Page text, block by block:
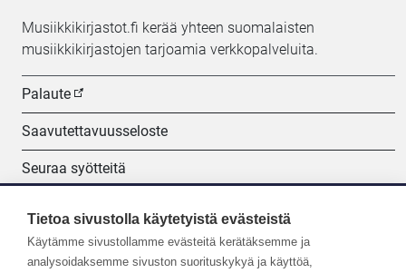
Musiikkikirjastot.fi kerää yhteen suomalaisten
musiikkikirjastojen tarjoamia verkkopalveluita.
Palaute
Saavutettavuusseloste
Seuraa syötteitä
Seuraa meitä:
Tietoa sivustolla käytetyistä evästeistä
Käytämme sivustollamme evästeitä kerätäksemme ja
analysoidaksemme sivuston suorituskykyä ja käyttöä,